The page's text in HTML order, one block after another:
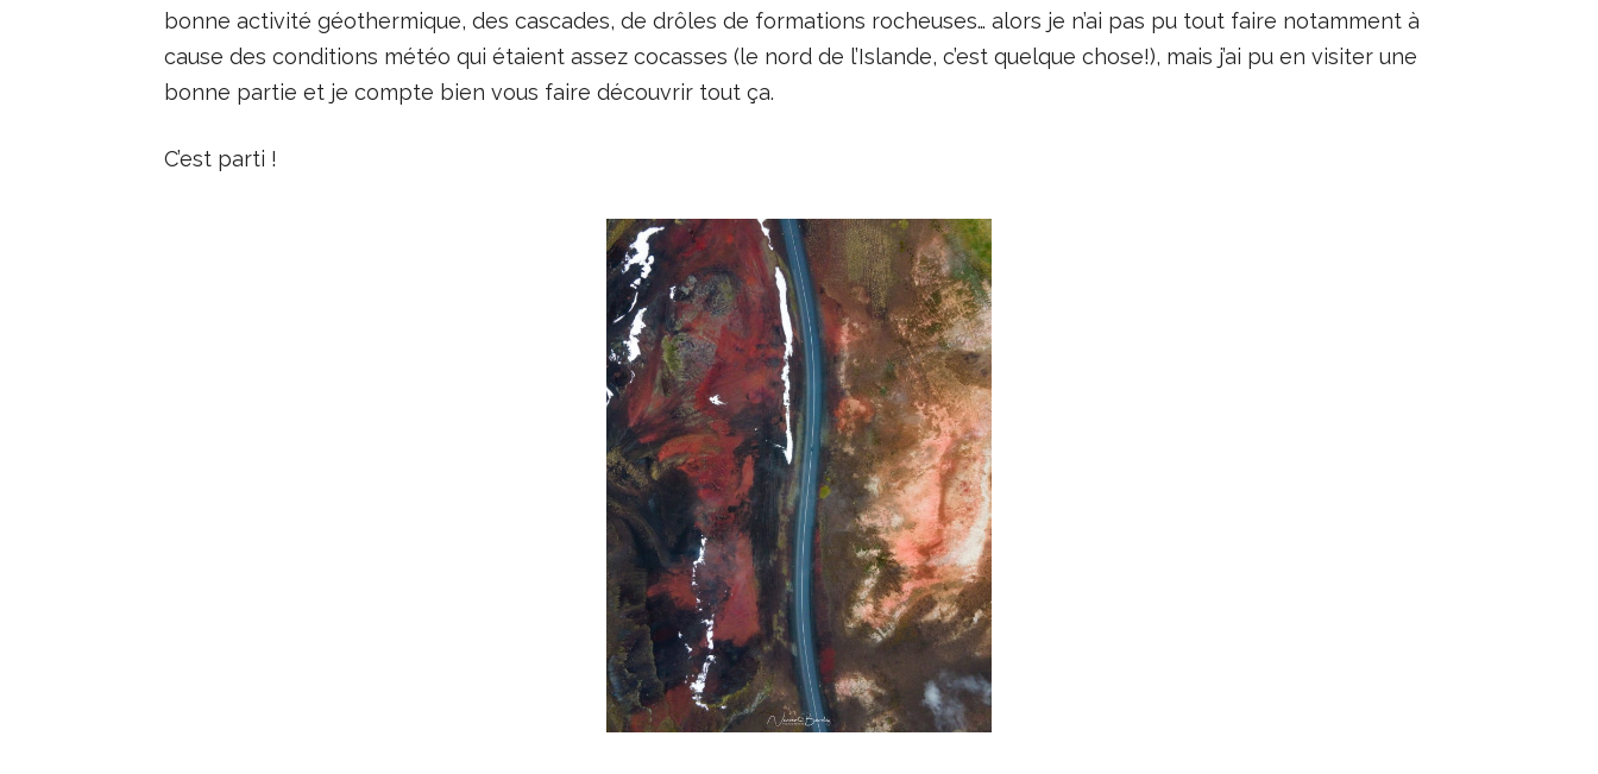
bonne activité géothermique, des cascades, de drôles de formations rocheuses… alors je n’ai pas pu tout faire notamment à
cause des conditions météo qui étaient assez cocasses (le nord de l’Islande, c’est quelque chose!), mais j’ai pu en visiter une
bonne partie et je compte bien vous faire découvrir tout ça.
C’est parti !